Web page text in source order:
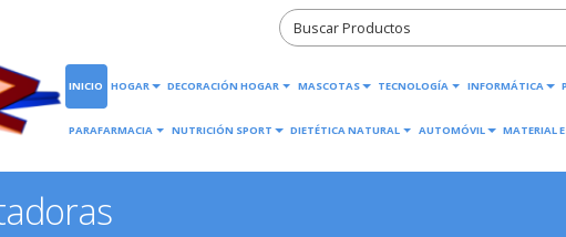
INICIO HOGAR DECORACIÓN HOGAR MASCOTAS TECNOLOGÍA INFORMÁTICA
PARAFARMACIA NUTRICIÓN SPORT DIETÉTICA NATURAL AUTOMÓVIL MATERIAL